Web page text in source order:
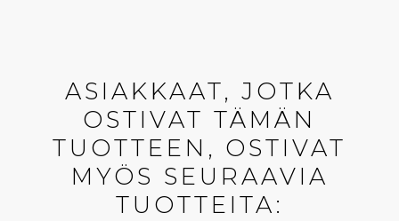
ASIAKKAAT, JOTKA
OSTIVAT TÄMÄN
TUOTTEEN, OSTIVAT
MYÖS SEURAAVIA
TUOTTEITA: